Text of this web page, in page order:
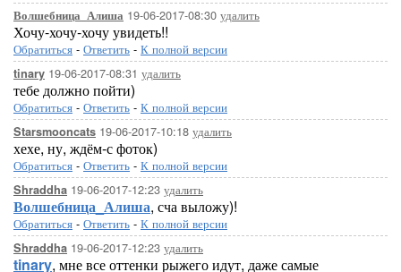
Волшебница_Алиша 19-06-2017-08:30 удалить
Хочу-хочу-хочу увидеть!!
Обратиться - Ответить - К полной версии
tinary 19-06-2017-08:31 удалить
тебе должно пойти)
Обратиться - Ответить - К полной версии
Starsmooncats 19-06-2017-10:18 удалить
хехе, ну, ждём-с фоток)
Обратиться - Ответить - К полной версии
Shraddha 19-06-2017-12:23 удалить
Волшебница_Алиша, сча выложу)!
Обратиться - Ответить - К полной версии
Shraddha 19-06-2017-12:23 удалить
tinary, мне все оттенки рыжего идут, даже самые